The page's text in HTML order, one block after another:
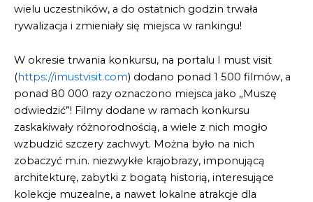
wielu uczestników, a do ostatnich godzin trwała
rywalizacja i zmieniały się miejsca w rankingu!
W okresie trwania konkursu, na portalu I must visit
(https://imustvisit.com) dodano ponad 1 500 filmów, a
ponad 80 000 razy oznaczono miejsca jako „Muszę
odwiedzić”! Filmy dodane w ramach konkursu
zaskakiwały różnorodnością, a wiele z nich mogło
wzbudzić szczery zachwyt. Można było na nich
zobaczyć m.in. niezwykłe krajobrazy, imponującą
architekturę, zabytki z bogatą historią, interesujące
kolekcje muzealne, a nawet lokalne atrakcje dla